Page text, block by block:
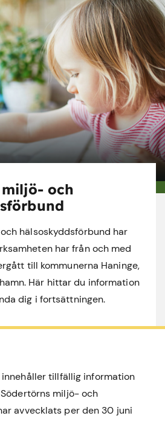
och
hälsoskyddsförbund har
har från och med
till kommunerna Haninge,
Här hittar du information
dig i fortsättningen.
tillfällig information
miljö- och
avvecklats per den 30 juni